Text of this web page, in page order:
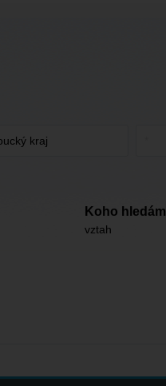
Koho hledám
vztah